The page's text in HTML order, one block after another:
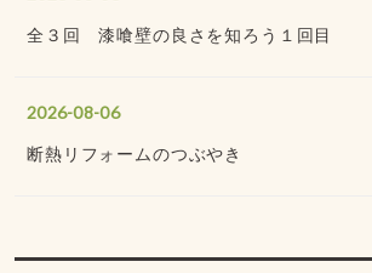
全３回 漆喰壁の良さを知ろう１回目
2026-08-06
断熱リフォームのつぶやき